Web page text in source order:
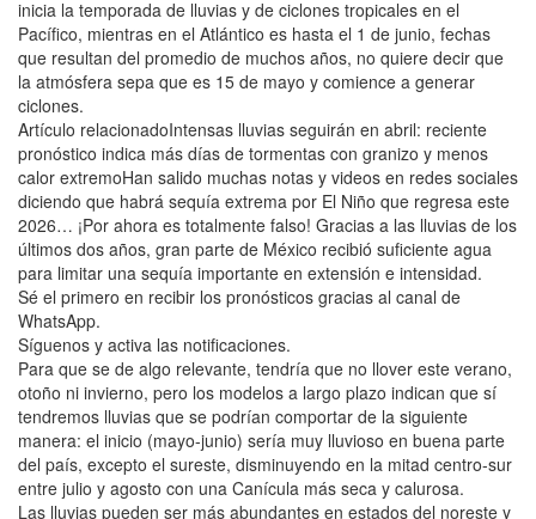
inicia la temporada de lluvias y de ciclones tropicales en el
Pacífico, mientras en el Atlántico es hasta el 1 de junio, fechas
que resultan del promedio de muchos años, no quiere decir que
la atmósfera sepa que es 15 de mayo y comience a generar
ciclones.
Artículo relacionadoIntensas lluvias seguirán en abril: reciente
pronóstico indica más días de tormentas con granizo y menos
calor extremoHan salido muchas notas y videos en redes sociales
diciendo que habrá sequía extrema por El Niño que regresa este
2026… ¡Por ahora es totalmente falso! Gracias a las lluvias de los
últimos dos años, gran parte de México recibió suficiente agua
para limitar una sequía importante en extensión e intensidad.
Sé el primero en recibir los pronósticos gracias al canal de
WhatsApp.
Síguenos y activa las notificaciones.
Para que se de algo relevante, tendría que no llover este verano,
otoño ni invierno, pero los modelos a largo plazo indican que sí
tendremos lluvias que se podrían comportar de la siguiente
manera: el inicio (mayo-junio) sería muy lluvioso en buena parte
del país, excepto el sureste, disminuyendo en la mitad centro-sur
entre julio y agosto con una Canícula más seca y calurosa.
Las lluvias pueden ser más abundantes en estados del noreste y